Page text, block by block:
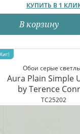
КУПИТЬ В 1
В корзину
Обои серые
Aura Plain Simple
by Terence
TC25202